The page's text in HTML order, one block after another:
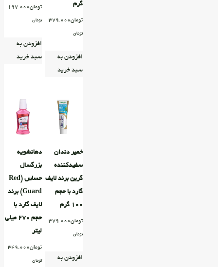
گرم
تومان379.000
تومان
افزودن به
سبد خرید
تومان197.000
تومان
افزودن به
سبد خرید
خمیر دندان
سفیدکننده
گرین برند لایف
گارد با حجم
۱۰۰ گرم
تومان379.000
تومان
افزودن به
دهانشویه
بزرگسال
حساس (Red
Guard) برند
لایف گارد با
حجم ۲۷۰ میلی
لیتر
تومان349.000
تومان